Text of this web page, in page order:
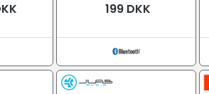
199 DKK